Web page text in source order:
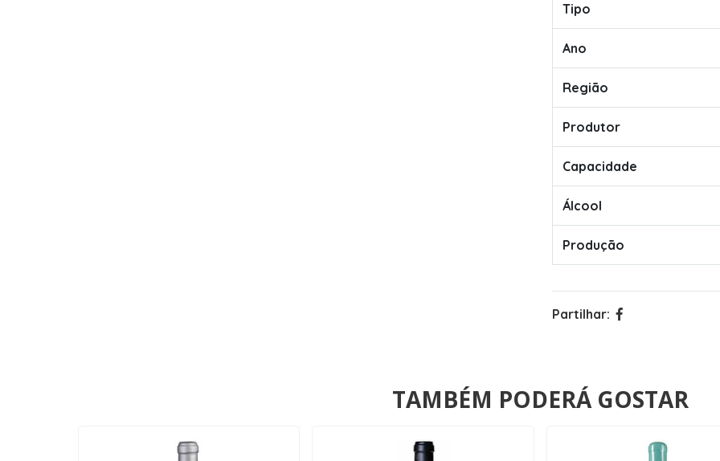
Tipo
Ano
Região
Produtor
Capacidade
Álcool
Produção
Partilhar:
TAMBÉM PODERÁ GOSTAR